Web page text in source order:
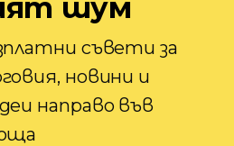
шум
съвети за
новини и
направо във